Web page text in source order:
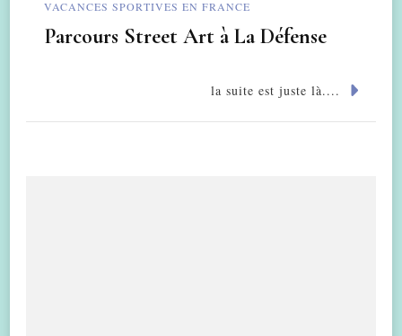
VACANCES SPORTIVES EN FRANCE
Parcours Street Art à La Défense
la suite est juste là....